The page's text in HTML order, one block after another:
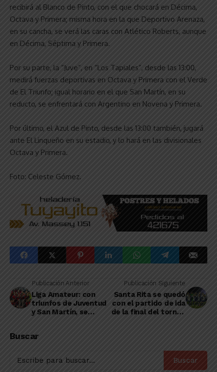
recibirá al Blanco de Pinto, con el que chocará en Décima,
Octava y Primera; misma hora en la que Deportivo Arenaza,
en su cancha, se verá las caras con Atlético Roberts, aunque
en Décima, Séptima y Primera.
Por su parte, la “Juve”, en “Los Tapiales”, desde las 13:00,
medirá fuerzas deportivas en Octava y Primera con el Verde
de El Triunfo; igual horario en el que San Martín, en su
reducto, se enfrentará con Argentino en Novena y Primera.
Por último, el Azul de Pinto, desde las 13:00 también, jugará
ante El Linqueño en su estadio, y lo hará en las divisionales
Octava y Primera.
Foto: Celeste Gómez.
Publicación Anterior
Liga Amateur: con
triunfos de Juventud
y San Martín, se
Primera
Publicación Siguiente
Santa Rita se quedó
con el partido de ida
de la final del torneo
Buscar
Buscar